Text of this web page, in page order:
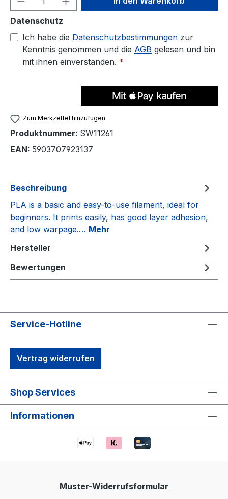
Datenschutz
Ich habe die Datenschutzbestimmungen zur
Kenntnis genommen und die AGB gelesen und bin
mit ihnen einverstanden. *
Zum Merkzettel hinzufügen
Produktnummer: SW11261
EAN: 5903707923137
Beschreibung
PLA is a basic and easy-to-use filament, ideal for
beginners. It prints easily, has good layer adhesion,
and low warpage.… Mehr
Hersteller
Bewertungen
Service-Hotline
Vertrag widerrufen
Shop Services
Informationen
Muster-Widerrufsformular